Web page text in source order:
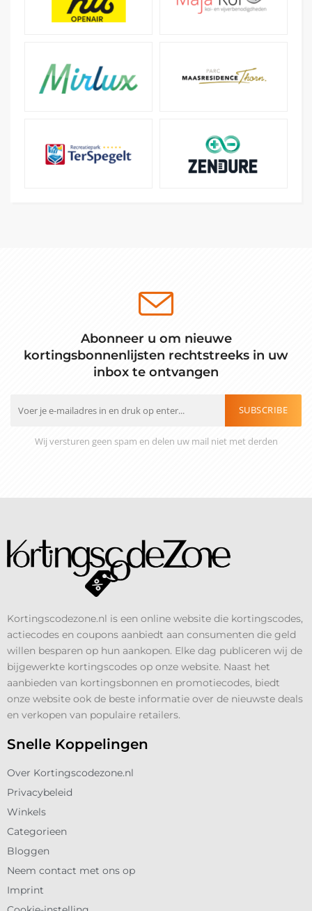
Abonneer u om nieuwe
kortingsbonnenlijsten rechtstreeks in uw
inbox te ontvangen
SUBSCRIBE
Wij versturen geen spam en delen uw mail niet met derden
Kortingscodezone.nl is een online website die kortingscodes,
actiecodes en coupons aanbiedt aan consumenten die geld
willen besparen op hun aankopen. Elke dag publiceren wij de
bijgewerkte kortingscodes op onze website. Naast het
aanbieden van kortingsbonnen en promotiecodes, biedt
onze website ook de beste informatie over de nieuwste deals
en verkopen van populaire retailers.
Snelle Koppelingen
Over Kortingscodezone.nl
Privacybeleid
Winkels
Categorieen
Bloggen
Neem contact met ons op
Imprint